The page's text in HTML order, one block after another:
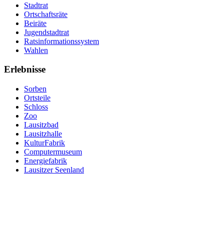
Stadtrat
Ortschaftsräte
Beiräte
Jugendstadtrat
Ratsinformationssystem
Wahlen
Erlebnisse
Sorben
Ortsteile
Schloss
Zoo
Lausitzbad
Lausitzhalle
KulturFabrik
Computermuseum
Energiefabrik
Lausitzer Seenland